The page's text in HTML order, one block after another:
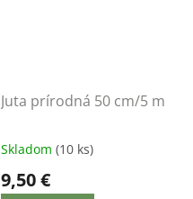
Juta prírodná 50 cm/5 m
Skladom (10 ks)
9,50 €